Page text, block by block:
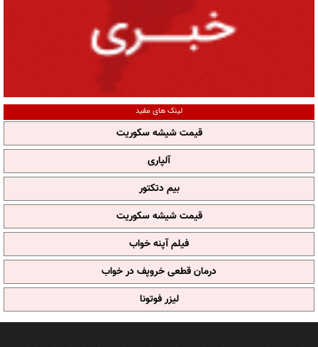
لینک های مفید
قیمت شیشه سکوریت
آلپاری
بیم دتکتور
قیمت شیشه سکوریت
فیلم آپنه خواب
درمان قطعی خروپف در خواب
لیزر فوتونا